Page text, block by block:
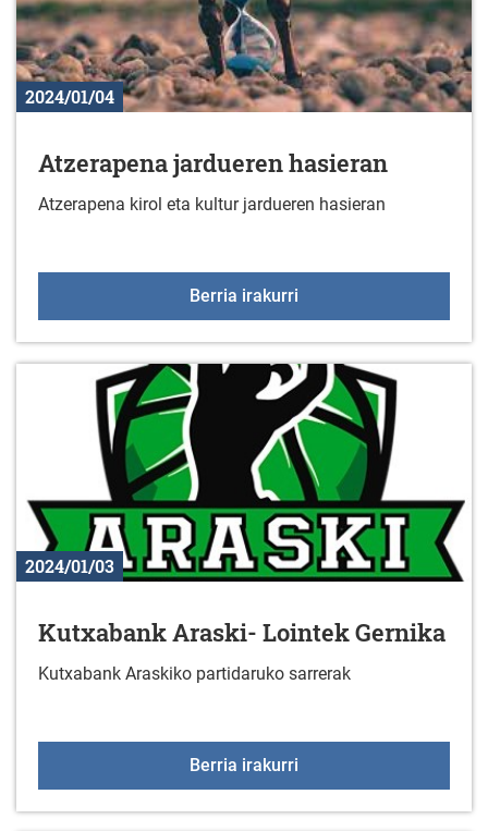
2024/01/04
Atzerapena jardueren hasieran
Atzerapena kirol eta kultur jardueren hasieran
Berria irakurri
2024/01/03
Kutxabank Araski- Lointek Gernika
Kutxabank Araskiko partidaruko sarrerak
Berria irakurri